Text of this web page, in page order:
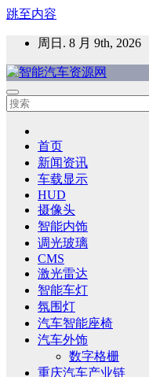
跳至内容
周日. 8 月 9th, 2026
智能汽车资源网
智能表面，智能内饰，
首页
新闻资讯
车载显示
HUD
摄像头
智能内饰
调光玻璃
CMS
激光雷达
智能车灯
氛围灯
汽车智能座椅
汽车外饰
数字格栅
重庆汽车产业链